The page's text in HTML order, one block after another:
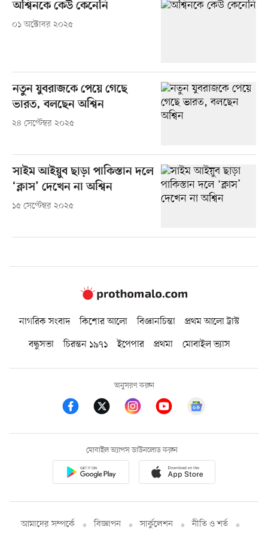
অশ্বিনকে কেউ কেনেনি
০১ অক্টোবর ২০২৫
নতুন যুবরাজকে পেয়ে গেছে
ভারত, বলছেন অশ্বিন
২৪ সেপ্টেম্বর ২০২৫
সাইম আইয়ুব ছাড়া পাকিস্তান দলে
‘ক্লাস’ দেখেন না অশ্বিন
১৫ সেপ্টেম্বর ২০২৫
নাগরিক সংবাদ কিশোর আলো বিজ্ঞানচিন্তা
প্রথম আলো ট্রাস্ট
বন্ধুসভা
চিরন্তন ১৯৭১ ইপেপার প্রথমা মোবাইল ভ্যাস
অনুসরণ করুন
মোবাইল অ্যাপস ডাউনলোড করুন
আমাদের সম্পর্কে বিজ্ঞাপন সার্কুলেশন নীতি ও শর্ত